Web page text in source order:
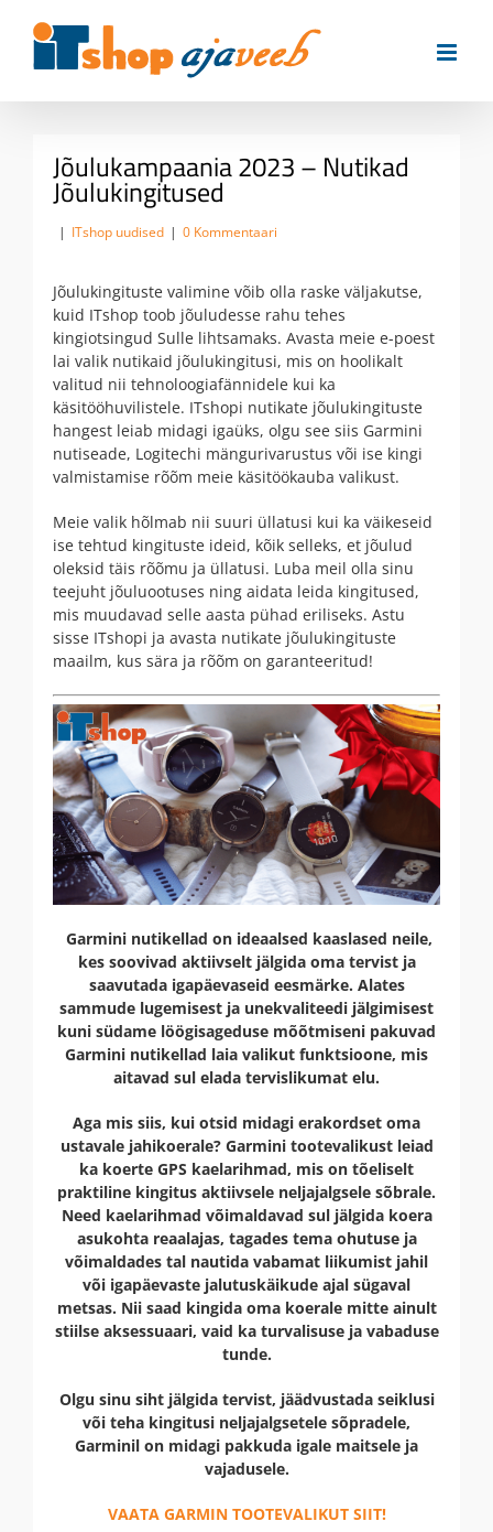
Jõulukampaania 2023 – Nutikad
Jõulukingitused
| ITshop uudised | 0 Kommentaari
Jõulukingituste valimine võib olla raske väljakutse,
kuid ITshop toob jõuludesse rahu tehes
kingiotsingud Sulle lihtsamaks. Avasta meie e-poest
lai valik nutikaid jõulukingitusi, mis on hoolikalt
valitud nii tehnoloogiafännidele kui ka
käsitööhuvilistele. ITshopi nutikate jõulukingituste
hangest leiab midagi igaüks, olgu see siis Garmini
nutiseade, Logitechi mängurivarustus või ise kingi
valmistamise rõõm meie käsitöökauba valikust.
Meie valik hõlmab nii suuri üllatusi kui ka väikeseid
ise tehtud kingituste ideid, kõik selleks, et jõulud
oleksid täis rõõmu ja üllatusi. Luba meil olla sinu
teejuht jõuluootuses ning aidata leida kingitused,
mis muudavad selle aasta pühad eriliseks. Astu
sisse ITshopi ja avasta nutikate jõulukingituste
maailm, kus sära ja rõõm on garanteeritud!
Garmini nutikellad on ideaalsed kaaslased neile,
kes soovivad aktiivselt jälgida oma tervist ja
saavutada igapäevaseid eesmärke. Alates
sammude lugemisest ja unekvaliteedi jälgimisest
kuni südame löögisageduse mõõtmiseni pakuvad
Garmini nutikellad laia valikut funktsioone, mis
aitavad sul elada tervislikumat elu.
Aga mis siis, kui otsid midagi erakordset oma
ustavale jahikoerale? Garmini tootevalikust leiad
ka koerte GPS kaelarihmad, mis on tõeliselt
praktiline kingitus aktiivsele neljajalgsele sõbrale.
Need kaelarihmad võimaldavad sul jälgida koera
asukohta reaalajas, tagades tema ohutuse ja
võimaldades tal nautida vabamat liikumist jahil
või igapäevaste jalutuskäikude ajal sügaval
metsas. Nii saad kingida oma koerale mitte ainult
stiilse aksessuaari, vaid ka turvalisuse ja vabaduse
tunde.
Olgu sinu siht jälgida tervist, jäädvustada seiklusi
või teha kingitusi neljajalgsetele sõpradele,
Garminil on midagi pakkuda igale maitsele ja
vajadusele.
VAATA GARMIN TOOTEVALIKUT SIIT!